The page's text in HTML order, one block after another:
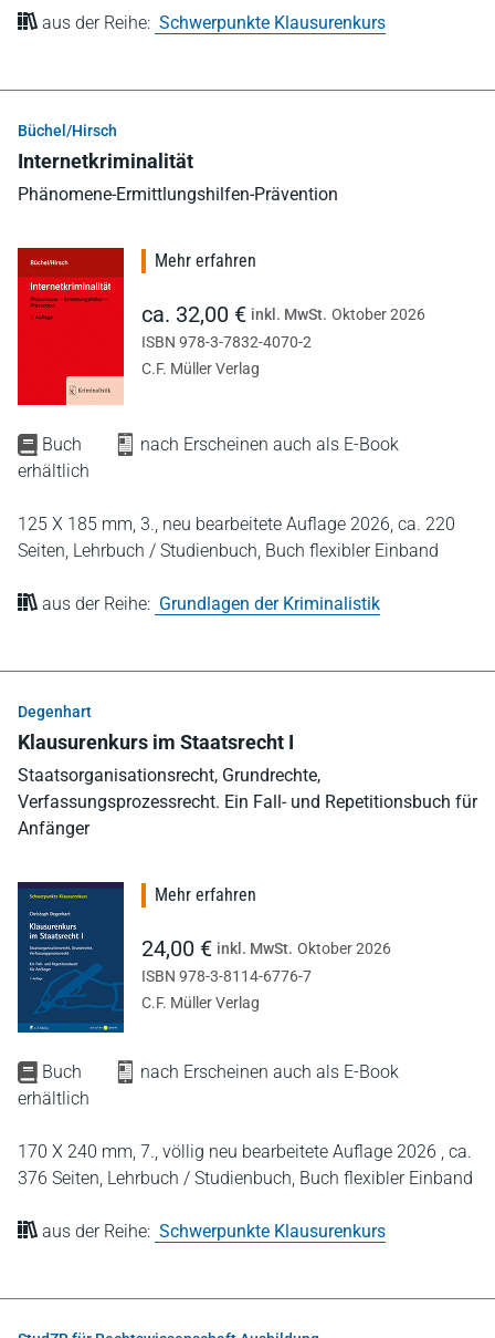
aus der Reihe: Schwerpunkte Klausurenkurs
Büchel/Hirsch
Internetkriminalität
Phänomene-Ermittlungshilfen-Prävention
Buch
nach Erscheinen auch als E-Book
erhältlich
125 X 185 mm, 3., neu bearbeitete Auflage 2026, ca. 220
Seiten, Lehrbuch / Studienbuch, Buch flexibler Einband
aus der Reihe: Grundlagen der Kriminalistik
Mehr erfahren
ca. 32,00 € inkl. MwSt. Oktober 2026
ISBN 978-3-7832-4070-2
C.F. Müller Verlag
Degenhart
Klausurenkurs im Staatsrecht I
Staatsorganisationsrecht, Grundrechte,
Verfassungsprozessrecht. Ein Fall- und Repetitionsbuch für
Anfänger
Buch
nach Erscheinen auch als E-Book
erhältlich
170 X 240 mm, 7., völlig neu bearbeitete Auflage 2026 , ca.
376 Seiten, Lehrbuch / Studienbuch, Buch flexibler Einband
aus der Reihe: Schwerpunkte Klausurenkurs
Mehr erfahren
24,00 € inkl. MwSt. Oktober 2026
ISBN 978-3-8114-6776-7
C.F. Müller Verlag